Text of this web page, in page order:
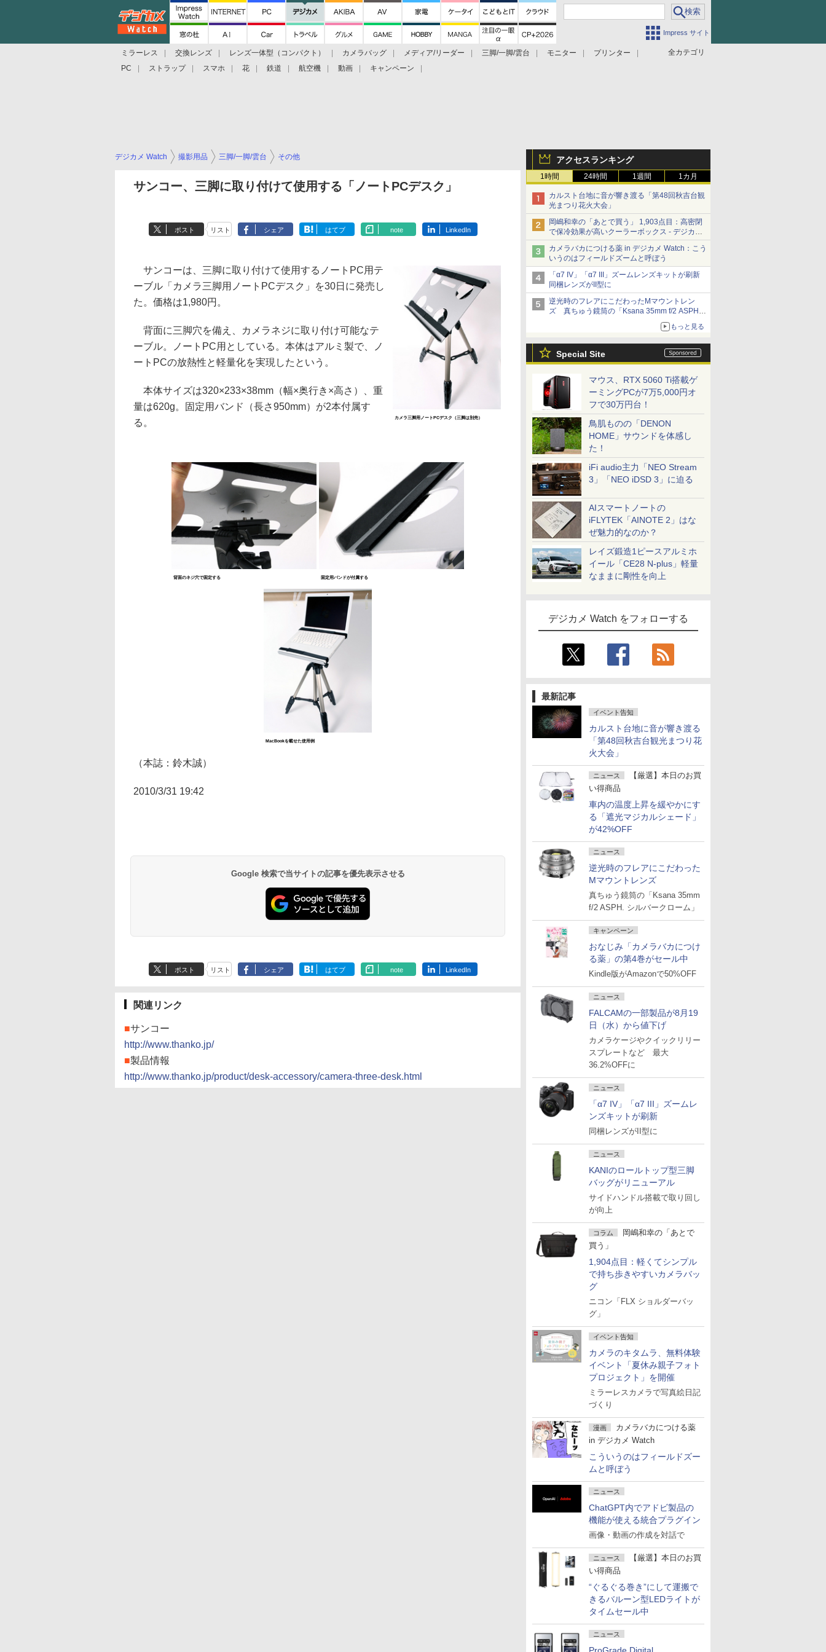
Impress サイト
全カテゴリ
ミラーレス 交換レンズ レンズ一体型（コンパクト） カメラバッグ メディア/リーダー 三脚/一脚/雲台 モニター
プリンター
PC
ストラップ スマホ 花 鉄道 航空機 動画 キャンペーン
アクセスランキング
1時間 24時間 1週間 1カ月
カルスト台地に音が響き渡る「第48回秋吉台観
光まつり花火大会」
岡嶋和幸の「あとで買う」 1,903点目：高密閉
で保冷効果が高いクーラーボックス - デジカメ
Watch
カメラバカにつける薬 in デジカメ Watch：こう
いうのはフィールドズームと呼ぼう
「α7 IV」「α7 III」ズームレンズキットが刷新
同梱レンズがII型に
逆光時のフレアにこだわったMマウントレン
ズ 真ちゅう鏡筒の「Ksana 35mm f/2 ASPH.
もっと見る
Special Site
マウス、RTX 5060 Ti搭載ゲ
ーミングPCが7万5,000円オ
フで30万円台！
鳥肌ものの「DENON
HOME」サウンドを体感し
た！
iFi audio主力「NEO Stream
3」「NEO iDSD 3」に迫る
AIスマートノートの
iFLYTEK「AINOTE 2」はな
ぜ魅力的なのか？
レイズ鍛造1ピースアルミホ
イール「CE28 N-plus」軽量
なままに剛性を向上
デジカメ Watch をフォローする
最新記事
イベント告知
カルスト台地に音が響き渡る
「第48回秋吉台観光まつり花
火大会」
ニュース
【厳選】本日のお買
い得商品
車内の温度上昇を緩やかにす
る「遮光マジカルシェード」
が42%OFF
ニュース
逆光時のフレアにこだわった
Mマウントレンズ
真ちゅう鏡筒の「Ksana 35mm
f/2 ASPH. シルバークローム」
キャンペーン
おなじみ「カメラバカにつけ
る薬」の第4巻がセール中
Kindle版がAmazonで50%OFF
ニュース
FALCAMの一部製品が8月19
日（水）から値下げ
カメラケージやクイックリリー
スプレートなど 最大
36.2%OFFに
ニュース
「α7 IV」「α7 III」ズームレ
ンズキットが刷新
同梱レンズがII型に
ニュース
KANIのロールトップ型三脚
バッグがリニューアル
サイドハンドル搭載で取り回し
が向上
コラム
岡嶋和幸の「あとで
買う」
1,904点目：軽くてシンプル
で持ち歩きやすいカメラバッ
グ
ニコン「FLX ショルダーバッ
グ」
イベント告知
カメラのキタムラ、無料体験
イベント「夏休み親子フォト
プロジェクト」を開催
ミラーレスカメラで写真絵日記
づくり
漫画
カメラバカにつける薬
in デジカメ Watch
こういうのはフィールドズー
ムと呼ぼう
ニュース
ChatGPT内でアドビ製品の
機能が使える統合プラグイン
画像・動画の作成を対話で
ニュース
【厳選】本日のお買
い得商品
“ぐるぐる巻き”にして運搬で
きるバルーン型LEDライトが
タイムセール中
ニュース
デジカメ Watch 撮影用品 三脚/一脚/雲台 その他
サンコー、三脚に取り付けて使用する「ノートPCデスク」
ポスト リスト シェア はてブ note LinkedIn
カメラ三脚用ノートPCデスク（三脚は別売）
サンコーは、三脚に取り付けて使用するノートPC用テ
ーブル「カメラ三脚用ノートPCデスク」を30日に発売し
た。価格は1,980円。
背面に三脚穴を備え、カメラネジに取り付け可能なテ
ーブル。ノートPC用としている。本体はアルミ製で、ノ
ートPCの放熱性と軽量化を実現したという。
本体サイズは320×233×38mm（幅×奥行き×高さ）、重
量は620g。固定用バンド（長さ950mm）が2本付属す
る。
背面のネジ穴で固定する 固定用バンドが付属する
MacBookを載せた使用例
（本誌：鈴木誠）
2010/3/31 19:42
Google 検索で当サイトの記事を優先表示させる
ポスト リスト シェア はてブ note LinkedIn
関連リンク
■サンコー
http://www.thanko.jp/
■製品情報
http://www.thanko.jp/product/desk-accessory/camera-three-desk.html